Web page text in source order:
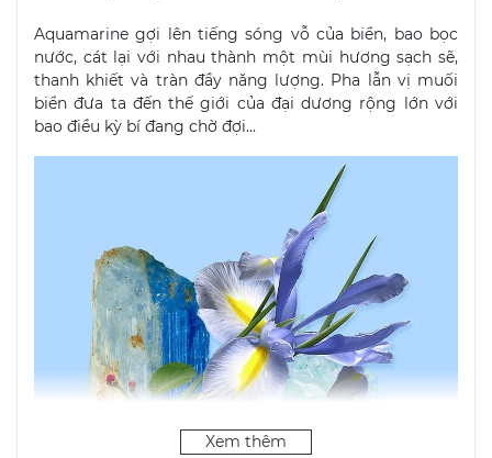
Aquamarine gợi lên tiếng sóng vỗ của biển, bao bọc
nước, cát lại với nhau thành một mùi hương sạch sẽ,
thanh khiết và tràn đầy năng lượng. Pha lẫn vị muối
biển đưa ta đến thế giới của đại dương rộng lớn với
bao điều kỳ bí đang chờ đợi...
Xem thêm